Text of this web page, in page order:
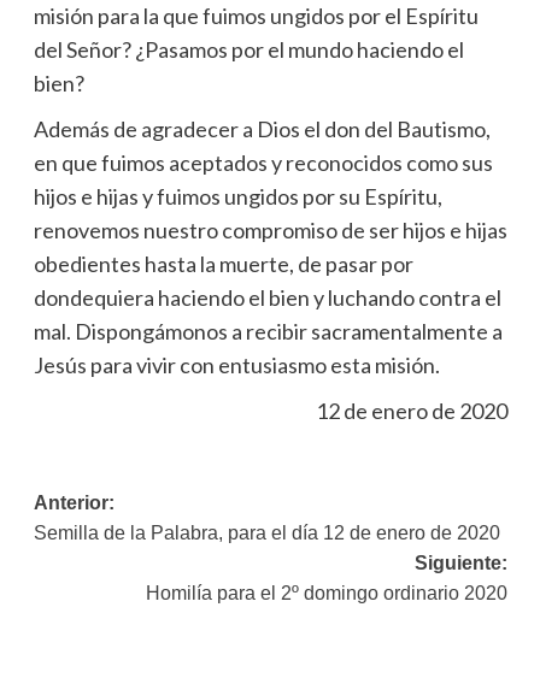
misión para la que fuimos ungidos por el Espíritu
del Señor? ¿Pasamos por el mundo haciendo el
bien?
Además de agradecer a Dios el don del Bautismo,
en que fuimos aceptados y reconocidos como sus
hijos e hijas y fuimos ungidos por su Espíritu,
renovemos nuestro compromiso de ser hijos e hijas
obedientes hasta la muerte, de pasar por
dondequiera haciendo el bien y luchando contra el
mal. Dispongámonos a recibir sacramentalmente a
Jesús para vivir con entusiasmo esta misión.
12 de enero de 2020
Navegación
de
entradas
Anterior:
Semilla de la Palabra, para el día 12 de enero de 2020
Siguiente:
Homilía para el 2º domingo ordinario 2020